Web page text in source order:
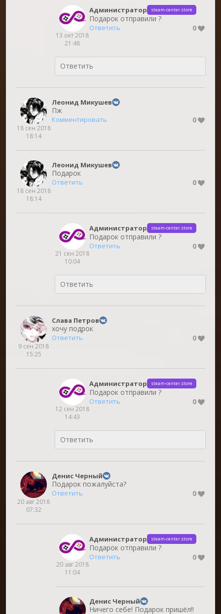
13 окт 2018
21:48
Администратор steam-center.store
Подарок отправили ?
Ответить 0
18 сен 2018
18:14
Леонид Микушев
Пж
Комментировать 0
18 сен 2018
18:14
Леонид Микушев
Подарок
Ответить 0
21 сен 2018
10:04
Администратор steam-center.store
Подарок отправили ?
Ответить 0
9 сен 2018
15:25
Слава Петров
хочу подрок
Ответить 0
12 сен 2018
14:43
Администратор steam-center.store
Подарок отправили ?
Ответить 0
20 авг 2018
07:32
Денис Черный
Подарок пожалуйста?
Ответить 0
20 авг 2018
11:04
Администратор steam-center.store
Подарок отправили ?
Ответить 0
Денис Черный
Ничего себе! Подарок пришёл!!